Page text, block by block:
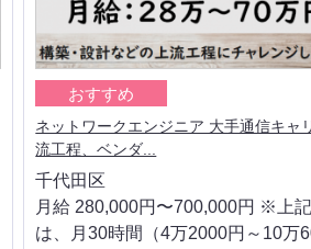
おすすめ
ネットワークエンジニア 大手通信キャ
流工程、ベンダ...
千代田区
月給 280,000円〜700,000円 ※上
は、月30時間（4万2000円～10万